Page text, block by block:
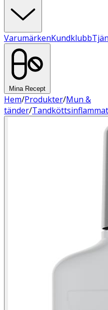
VarumärkenKundklubb
Mina Recept
Hem/Produkter/Mun &
tänder/